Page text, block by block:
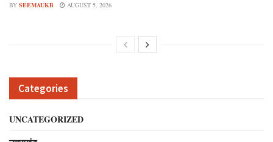
BY SEEMAUKB AUGUST 5, 2026
Categories
UNCATEGORIZED